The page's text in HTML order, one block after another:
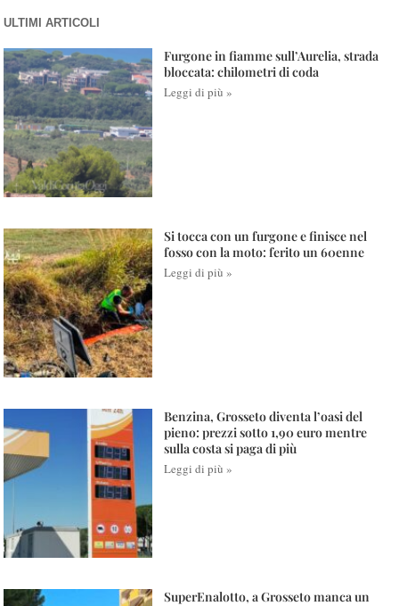
ULTIMI ARTICOLI
Furgone in fiamme sull’Aurelia, strada
bloccata: chilometri di coda
Leggi di più »
Si tocca con un furgone e finisce nel
fosso con la moto: ferito un 60enne
Leggi di più »
Benzina, Grosseto diventa l’oasi del
pieno: prezzi sotto 1,90 euro mentre
sulla costa si paga di più
Leggi di più »
SuperEnalotto, a Grosseto manca un